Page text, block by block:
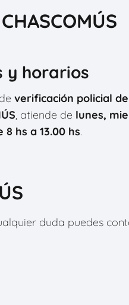
y horarios
verificación policial de
, atiende de lunes,
8 hs a 13.00 hs.
duda puedes